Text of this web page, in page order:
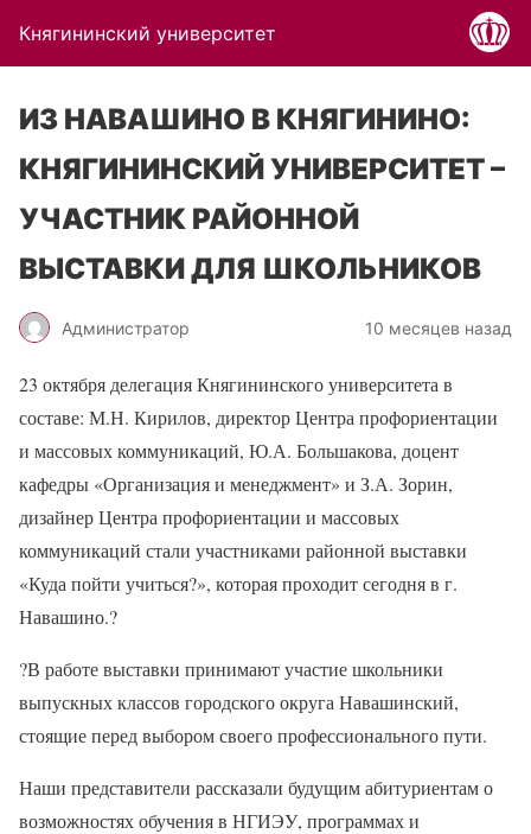
Княгининский университет
ИЗ НАВАШИНО В КНЯГИНИНО:
КНЯГИНИНСКИЙ УНИВЕРСИТЕТ –
УЧАСТНИК РАЙОННОЙ
ВЫСТАВКИ ДЛЯ ШКОЛЬНИКОВ
Администратор 10 месяцев назад
23 октября делегация Княгининского университета в
составе: М.Н. Кирилов, директор Центра профориентации
и массовых коммуникаций, Ю.А. Большакова, доцент
кафедры «Организация и менеджмент» и З.А. Зорин,
дизайнер Центра профориентации и массовых
коммуникаций стали участниками районной выставки
«Куда пойти учиться?», которая проходит сегодня в г.
Навашино.?
?В работе выставки принимают участие школьники
выпускных классов городского округа Навашинский,
стоящие перед выбором своего профессионального пути.
Наши представители рассказали будущим абитуриентам о
возможностях обучения в НГИЭУ, программах и